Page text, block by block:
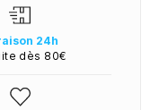
24h
dès 80€